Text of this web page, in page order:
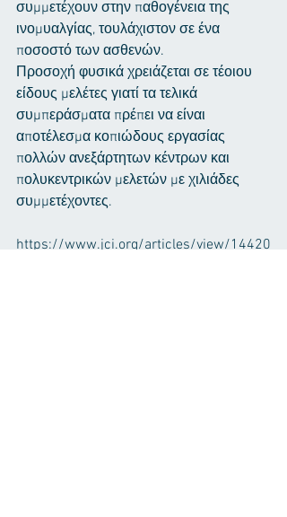
συμμετέχουν στην παθογένεια της
ινομυαλγίας, τουλάχιστον σε ένα
ποσοστό των ασθενών.
Προσοχή φυσικά χρειάζεται σε τέοιου
είδους μελέτες γιατί τα τελικά
συμπεράσματα πρέπει να είναι
αποτέλεσμα κοπιώδους εργασίας
πολλών ανεξάρτητων κέντρων και
πολυκεντρικών μελετών με χιλιάδες
συμμετέχοντες.
https://www.jci.org/articles/view/14420